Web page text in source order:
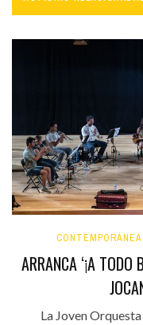
CONTEMPORÁNEA
ARRANCA ‘¡A TODO
La Joven